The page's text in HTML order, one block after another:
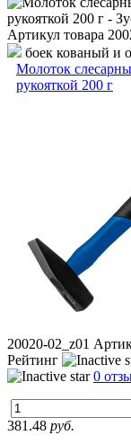
Артикул товара
боек кованый и
Молоток
рукояткой 200 г
20020-02_z01
Рейтинг
0
381.48 руб.